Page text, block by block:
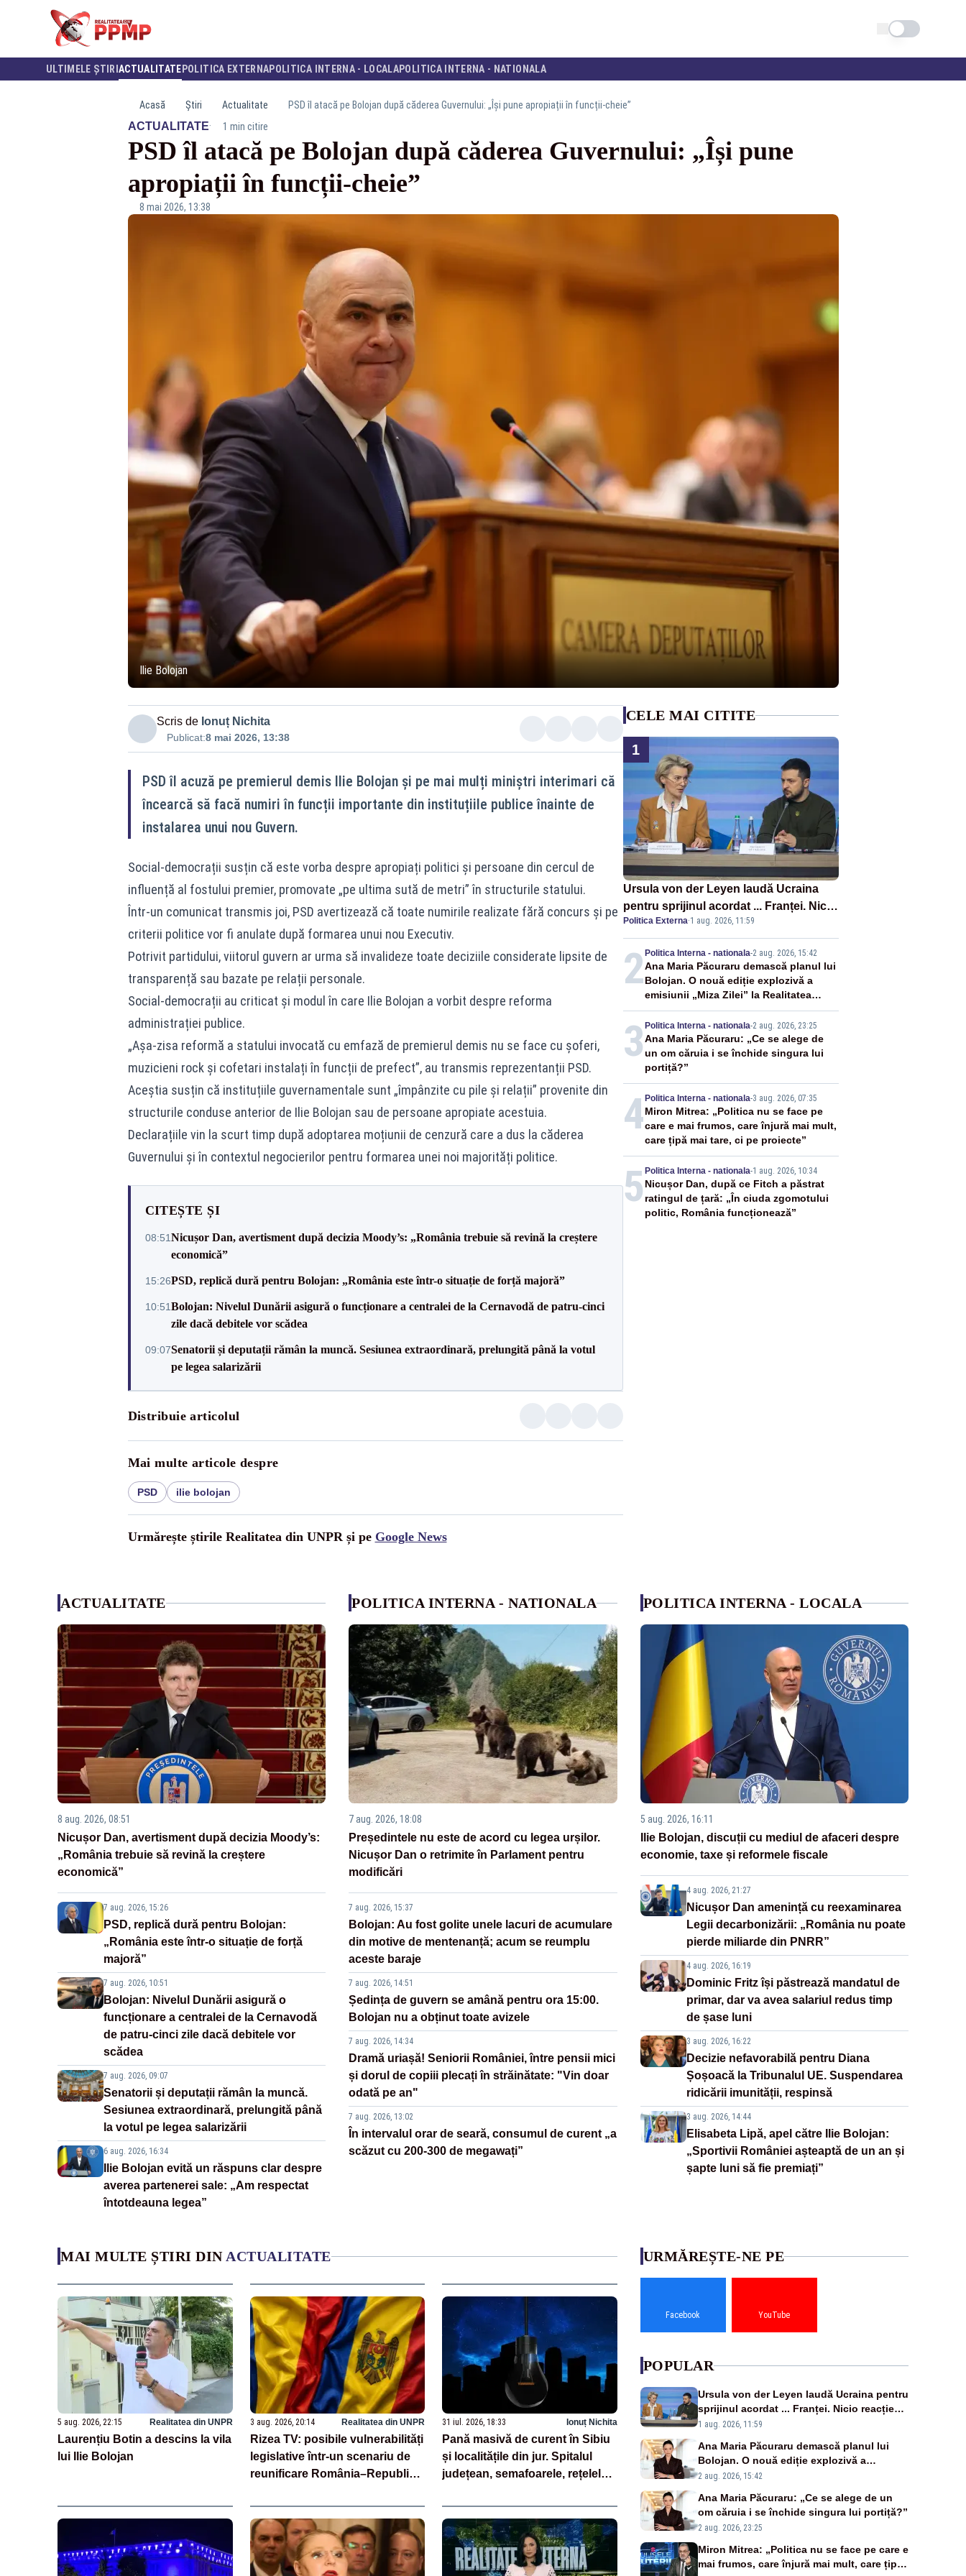
Schimba tema
ULTIMELE ȘTIRI ACTUALITATE POLITICA EXTERNAPOLITICA INTERNA - LOCALAPOLITICA INTERNA - NATIONALA
Acasă Știri Actualitate PSD îl atacă pe Bolojan după căderea Guvernului: „Își pune apropiații în funcții-cheie”
ACTUALITATE· 1 min citire
PSD îl atacă pe Bolojan după căderea Guvernului: „Își pune
apropiații în funcții-cheie”
8 mai 2026, 13:38
Ilie Bolojan
Scris de Ionuț Nichita
Publicat:8 mai 2026, 13:38
PSD îl acuză pe premierul demis Ilie Bolojan și pe mai mulți miniștri interimari că
încearcă să facă numiri în funcții importante din instituțiile publice înainte de
instalarea unui nou Guvern.
Social-democrații susțin că este vorba despre apropiați politici și persoane din cercul de
influență al fostului premier, promovate „pe ultima sută de metri” în structurile statului.
Într-un comunicat transmis joi, PSD avertizează că toate numirile realizate fără concurs și pe
criterii politice vor fi anulate după formarea unui nou Executiv.
Potrivit partidului, viitorul guvern ar urma să invalideze toate deciziile considerate lipsite de
transparență sau bazate pe relații personale.
Social-democrații au criticat și modul în care Ilie Bolojan a vorbit despre reforma
administrației publice.
„Așa-zisa reformă a statului invocată cu emfază de premierul demis nu se face cu șoferi,
muzicieni rock și cofetari instalați în funcții de prefect”, au transmis reprezentanții PSD.
Aceștia susțin că instituțiile guvernamentale sunt „împânzite cu pile și relații” provenite din
structurile conduse anterior de Ilie Bolojan sau de persoane apropiate acestuia.
Declarațiile vin la scurt timp după adoptarea moțiunii de cenzură care a dus la căderea
Guvernului și în contextul negocierilor pentru formarea unei noi majorități politice.
CITEȘTE ȘI
08:51Nicușor Dan, avertisment după decizia Moody’s: „România trebuie să revină la creștere
economică”
15:26PSD, replică dură pentru Bolojan: „România este într-o situație de forță majoră”
10:51Bolojan: Nivelul Dunării asigură o funcționare a centralei de la Cernavodă de patru-cinci
zile dacă debitele vor scădea
09:07Senatorii și deputații rămân la muncă. Sesiunea extraordinară, prelungită până la votul
pe legea salarizării
Distribuie articolul
Mai multe articole despre
PSD ilie bolojan
Urmărește știrile Realitatea din UNPR și pe Google News
CELE MAI CITITE
1
Ursula von der Leyen laudă Ucraina
pentru sprijinul acordat ... Franței. Nicio
reacție privind ajutorul energetic
promis României
Politica Externa·1 aug. 2026, 11:59
2 Politica Interna - nationala-2 aug. 2026, 15:42
Ana Maria Păcuraru demască planul lui
Bolojan. O nouă ediție explozivă a
emisiunii „Miza Zilei” la Realitatea
PLUS
3 Politica Interna - nationala-2 aug. 2026, 23:25
Ana Maria Păcuraru: „Ce se alege de
un om căruia i se închide singura lui
portiță?”
4 Politica Interna - nationala-3 aug. 2026, 07:35
Miron Mitrea: „Politica nu se face pe
care e mai frumos, care înjură mai mult,
care țipă mai tare, ci pe proiecte”
5 Politica Interna - nationala-1 aug. 2026, 10:34
Nicușor Dan, după ce Fitch a păstrat
ratingul de țară: „În ciuda zgomotului
politic, România funcționează”
ACTUALITATE
8 aug. 2026, 08:51
Nicușor Dan, avertisment după decizia Moody’s:
„România trebuie să revină la creștere
economică”
7 aug. 2026, 15:26
PSD, replică dură pentru Bolojan:
„România este într-o situație de forță
majoră”
7 aug. 2026, 10:51
Bolojan: Nivelul Dunării asigură o
funcționare a centralei de la Cernavodă
de patru-cinci zile dacă debitele vor
scădea
7 aug. 2026, 09:07
Senatorii și deputații rămân la muncă.
Sesiunea extraordinară, prelungită până
la votul pe legea salarizării
6 aug. 2026, 16:34
Ilie Bolojan evită un răspuns clar despre
averea partenerei sale: „Am respectat
întotdeauna legea”
POLITICA INTERNA - NATIONALA
7 aug. 2026, 18:08
Președintele nu este de acord cu legea urșilor.
Nicușor Dan o retrimite în Parlament pentru
modificări
7 aug. 2026, 15:37
Bolojan: Au fost golite unele lacuri de acumulare
din motive de mentenanță; acum se reumplu
aceste baraje
7 aug. 2026, 14:51
Ședința de guvern se amână pentru ora 15:00.
Bolojan nu a obținut toate avizele
7 aug. 2026, 14:34
Dramă uriașă! Seniorii României, între pensii mici
și dorul de copiii plecați în străinătate: "Vin doar
odată pe an"
7 aug. 2026, 13:02
În intervalul orar de seară, consumul de curent „a
scăzut cu 200-300 de megawați”
POLITICA INTERNA - LOCALA
5 aug. 2026, 16:11
Ilie Bolojan, discuții cu mediul de afaceri despre
economie, taxe și reformele fiscale
4 aug. 2026, 21:27
Nicușor Dan amenință cu reexaminarea
Legii decarbonizării: „România nu poate
pierde miliarde din PNRR”
4 aug. 2026, 16:19
Dominic Fritz își păstrează mandatul de
primar, dar va avea salariul redus timp
de șase luni
3 aug. 2026, 16:22
Decizie nefavorabilă pentru Diana
Șoșoacă la Tribunalul UE. Suspendarea
ridicării imunității, respinsă
3 aug. 2026, 14:44
Elisabeta Lipă, apel către Ilie Bolojan:
„Sportivii României așteaptă de un an și
șapte luni să fie premiați”
MAI MULTE ȘTIRI DIN ACTUALITATE
5 aug. 2026, 22:15 Realitatea din UNPR
Laurențiu Botin a descins la vila
lui Ilie Bolojan
3 aug. 2026, 20:14 Realitatea din UNPR
Rizea TV: posibile vulnerabilități
legislative într-un scenariu de
reunificare România–Republica
31 iul. 2026, 18:33 Ionuț Nichita
Pană masivă de curent în Sibiu
și localitățile din jur. Spitalul
județean, semafoarele, rețelele
URMĂREȘTE-NE PE
Facebook YouTube
POPULAR
Ursula von der Leyen laudă Ucraina pentru
sprijinul acordat ... Franței. Nicio reacție
privind ajutorul energetic promis României
1 aug. 2026, 11:59
Ana Maria Păcuraru demască planul lui
Bolojan. O nouă ediție explozivă a
emisiunii „Miza Zilei” la Realitatea PLUS
2 aug. 2026, 15:42
Ana Maria Păcuraru: „Ce se alege de un
om căruia i se închide singura lui portiță?”
2 aug. 2026, 23:25
Miron Mitrea: „Politica nu se face pe care e
mai frumos, care înjură mai mult, care țipă